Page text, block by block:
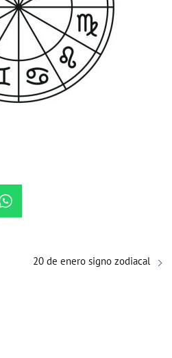
20 de enero signo zodiacal